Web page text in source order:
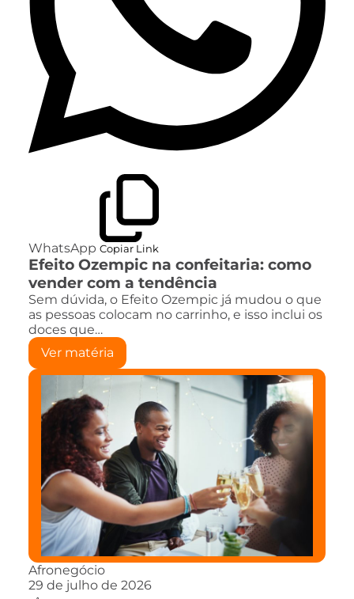
WhatsApp Copiar Link
Efeito Ozempic na confeitaria: como
vender com a tendência
Sem dúvida, o Efeito Ozempic já mudou o que
as pessoas colocam no carrinho, e isso inclui os
doces que…
Ver matéria
Afronegócio
29 de julho de 2026